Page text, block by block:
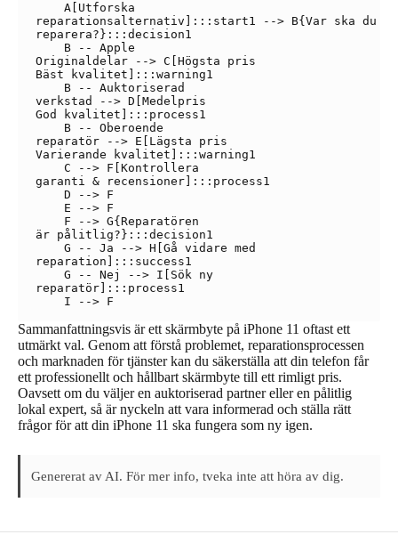
    A[Utforska
reparationsalternativ]:::start1 --> B{Var ska du
reparera?}:::decision1
    B -- Apple
Originaldelar --> C[Högsta pris
Bäst kvalitet]:::warning1
    B -- Auktoriserad
verkstad --> D[Medelpris
God kvalitet]:::process1
    B -- Oberoende
reparatör --> E[Lägsta pris
Varierande kvalitet]:::warning1
    C --> F[Kontrollera
garanti & recensioner]:::process1
    D --> F
    E --> F
    F --> G{Reparatören
är pålitlig?}:::decision1
    G -- Ja --> H[Gå vidare med
reparation]:::success1
    G -- Nej --> I[Sök ny
reparatör]:::process1
Sammanfattningsvis är ett skärmbyte på iPhone 11 oftast ett
utmärkt val. Genom att förstå problemet, reparationsprocessen
och marknaden för tjänster kan du säkerställa att din telefon får
ett professionellt och hållbart skärmbyte till ett rimligt pris.
Oavsett om du väljer en auktoriserad partner eller en pålitlig
lokal expert, så är nyckeln att vara informerad och ställa rätt
frågor för att din iPhone 11 ska fungera som ny igen.
Genererat av AI. För mer info, tveka inte att höra av dig.